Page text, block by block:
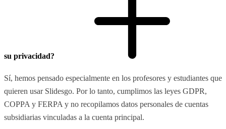
su privacidad?
Sí, hemos pensado especialmente en los profesores y estudiantes que
quieren usar Slidesgo. Por lo tanto, cumplimos las leyes GDPR,
COPPA y FERPA y no recopilamos datos personales de cuentas
subsidiarias vinculadas a la cuenta principal.